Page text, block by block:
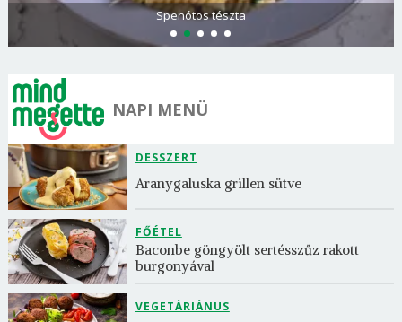
Spenótos tészta
NAPI MENÜ
DESSZERT
Aranygaluska grillen sütve
FŐÉTEL
Baconbe göngyölt sertésszűz rakott
burgonyával
VEGETÁRIÁNUS